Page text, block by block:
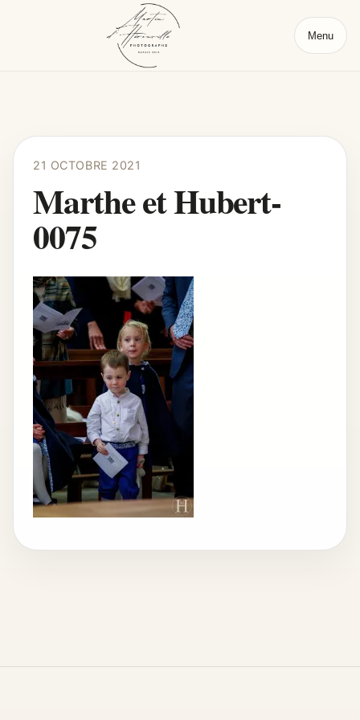
Menu
21 OCTOBRE 2021
Marthe et Hubert-
0075